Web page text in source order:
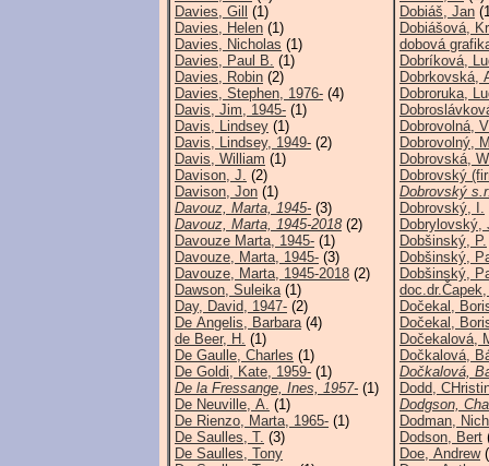
Davies, Gill
(1)
Davies, Helen (1)
Davies, Nicholas (1)
Davies, Paul B. (1)
Davies, Robin (2)
Davies, Stephen, 1976- (4)
Davis, Jim, 1945- (1)
Davis, Lindsey (1)
Davis, Lindsey, 1949- (2)
Davis, William (1)
Davison, J. (2)
Davison, Jon (1)
Davouz, Marta, 1945- (3)
Davouz, Marta, 1945-2018 (2)
Davouze Marta, 1945- (1)
Davouze, Marta, 1945- (3)
Davouze, Marta, 1945-2018 (2)
Dawson, Suleika(1)
Day, David, 1947- (2)
De Angelis, Barbara(4)
de Beer, H. (1)
De Gaulle, Charles (1)
De Goldi, Kate, 1959- (1)
De la Fressange, Ines, 1957- (1)
De Neuville, A. (1)
De Rienzo, Marta, 1965- (1)
De Saulles, T. (3)
De Saulles, Tony
Dobiáš, Jan
Dobiášová,
dobová
Dobríková,
Dobrkovská,
Dobroruka,
Dobrovolná,
Dobrovolný,
Dobrovská,
Dobrovský
Dobrovský
Dobrovský, I.
Dobrylovský,
Dobšinský, P.
Dobšinský,
Dobšinský,
Dočekal,
Dočekal,
Dočekalová,
Dočkalová,
Dočkalová,
Dodd,
Dodgson,
Dodman,
Dodson, Bert
Doe, Andrew